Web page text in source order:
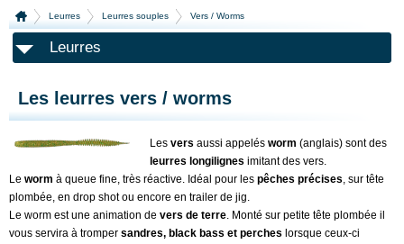
Leurres Leurres souples Vers / Worms
Leurres
Les leurres vers / worms
Les vers aussi appelés worm (anglais) sont des
leurres longilignes imitant des vers.
Le worm à queue fine, très réactive. Idéal pour les pêches précises, sur tête
plombée, en drop shot ou encore en trailer de jig.
Le worm est une animation de vers de terre. Monté sur petite tête plombée il
vous servira à tromper sandres, black bass et perches lorsque ceux-ci